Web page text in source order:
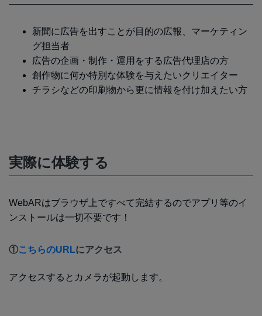
新聞に広告を出すことが目的の広報、マーケティン
グ担当者
広告の企画・制作・運用をする広告代理店の方
創作物に何か特別な体験を与えたいクリエイター
チラシなどの印刷物から更に情報を付け加えたい方
実際に体験する
WebARはブラウザ上ですべて完結するのでアプリ等のイ
ンストールは一切不要です！
①こちらのURLにアクセス
アクセスするとカメラが起動します。